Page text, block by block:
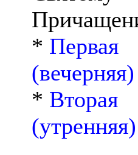
* Первая
* Вторая